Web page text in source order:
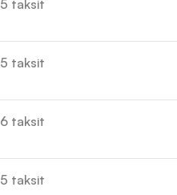
5 taksit
5 taksit
6 taksit
5 taksit